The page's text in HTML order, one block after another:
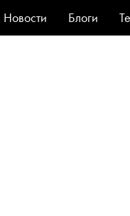
Новости Блоги
Стиль